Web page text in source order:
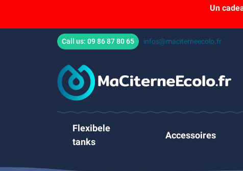
Un
Call us: 09 86 87 80 65 infos@maciterneecolo.fr
Flexibele
tanks
Accessoires